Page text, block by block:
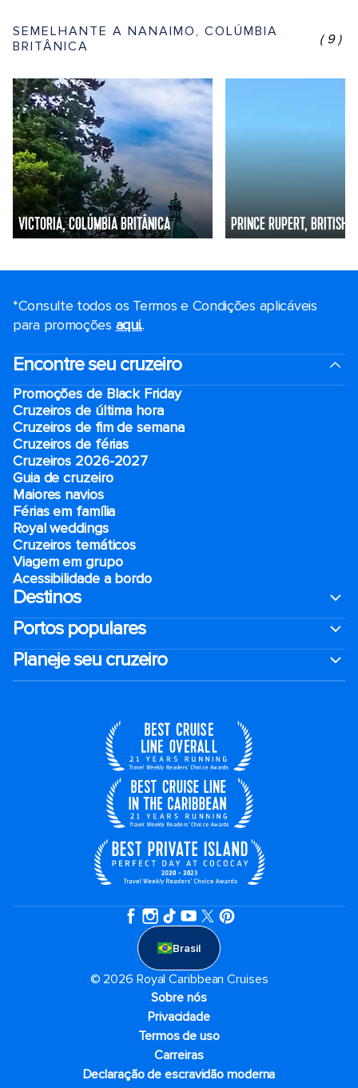
SEMELHANTE A NANAIMO, COLÚMBIA
BRITÂNICA
(9)
VICTORIA, COLÚMBIA BRITÂNICA PRINCE RUPERT, BRITISH
*Consulte todos os Termos e Condições aplicáveis ​​
para promoções aqui..
Encontre seu cruzeiro
Promoções de Black Friday
Cruzeiros de última hora
Cruzeiros de fim de semana
Cruzeiros de férias
Cruzeiros 2026-2027
Guia de cruzeiro
Maiores navios
Férias em família
Royal weddings
Cruzeiros temáticos
Viagem em grupo
Acessibilidade a bordo
Destinos
Portos populares
Planeje seu cruzeiro
Brasil
© 2026 Royal Caribbean Cruises
Sobre nós
Privacidade
Termos de uso
Carreiras
Declaração de escravidão moderna